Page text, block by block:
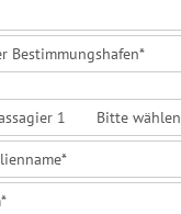
Bestimmungshafen*
1
*
*